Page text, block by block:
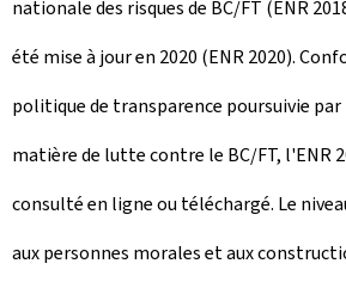
nationale des risques de BC/FT (ENR
été mise à jour en 2020 (ENR 2020).
politique de transparence poursuivie par
matière de lutte contre le BC/FT, l'ENR
consulté en ligne ou téléchargé. Le
aux personnes morales et aux